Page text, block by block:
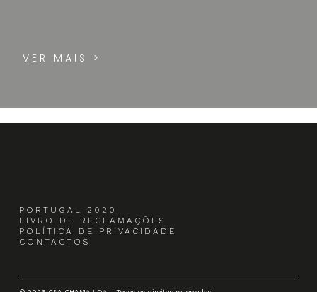
VER MAIS >
PORTUGAL 2020
LIVRO DE RECLAMAÇÕES
POLÍTICA DE PRIVACIDADE
CONTACTOS